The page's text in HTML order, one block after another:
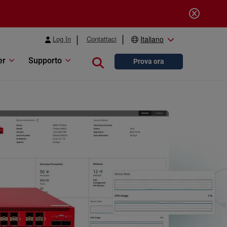
Log In Contattaci Italiano
Supporto Close searchProva ora